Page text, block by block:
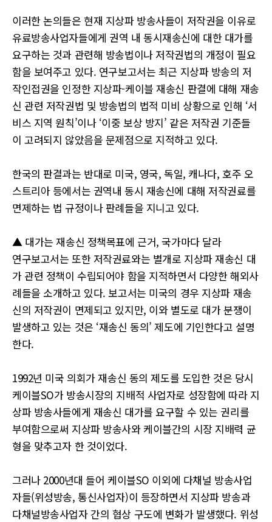
이러한 논의들은 현재 지상파 방송사들이 저작권을 이유로
유료방송사업자들에게 권역 내 동시재송신에 대한 대가를
요구하는 것과 관련해 방송법이나 저작권법의 개정이 필요
함을 보여주고 있다. 연구보고서는 최근 지상파 방송의 저
작인접권을 인정한 지상파-케이블 재송신 판결에 대해 재송
신 관련 저작권법 및 방송법의 법적 미비 상황으로 인해 ‘서
비스 지역 원칙’이나 ‘이중 보상 방지’ 같은 저작권 기준들
이 고려되지 않았음을 문제점으로 지적하고 있다.
한국의 판결과는 반대로 미국, 영국, 독일, 캐나다, 호주 오
스트리아 등에서는 권역내 동시 재송신에 대해 저작권료를
면제하는 법 규정이나 판례들을 지니고 있다.
▲ 대가는 재송신 정책목표에 근거, 국가마다 달라
연구보고서는 또한 저작권료와는 별개로 지상파 재송신 대
가 관련 정책이 수립되어야 함을 지적하면서 다양한 해외사
례들을 소개하고 있다. 보고서는 미국의 경우 지상파 재송
신의 저작권이 면제되고 있지만, 이와 별도로 대가 분쟁이
발생하고 있는 것은 ‘재송신 동의’ 제도에 기인한다고 설명
한다.
1992년 미국 의회가 재송신 동의 제도를 도입한 것은 당시
케이블SO가 방송시장의 지배적 사업자로 성장함에 따라 지
상파 방송사들에게 재송신 대가를 요구할 수 있는 권리를
부여함으로써 지상파 방송사와 케이블간의 시장 지배력 균
형을 맞추고자 한 것이었다.
그러나 2000년대 들어 케이블SO 이외에 다채널 방송사업
자들(위성방송, 통신사업자)이 등장하면서 지상파 방송과
다채널방송사업자 간의 협상 구도에 변화가 발생했다. 위성